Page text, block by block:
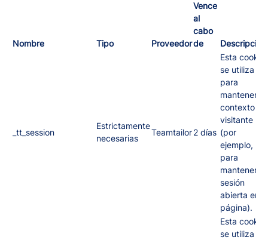
Nombre Tipo Proveedor
Vence
al
cabo
de
Descripción
_tt_session
Estrictamente
necesarias
Teamtailor2 días
Esta cookie
se utiliza
para
mantener el
contexto
visitante
(por
ejemplo,
para
mantener tu
sesión
abierta en la
página).
Esta cookie
se utiliza